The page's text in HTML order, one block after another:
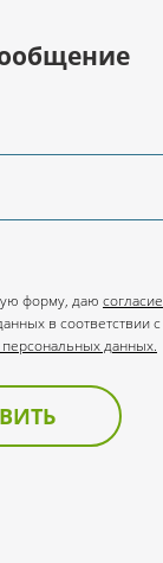
форму, даю согласие
в соответствии с
данных.